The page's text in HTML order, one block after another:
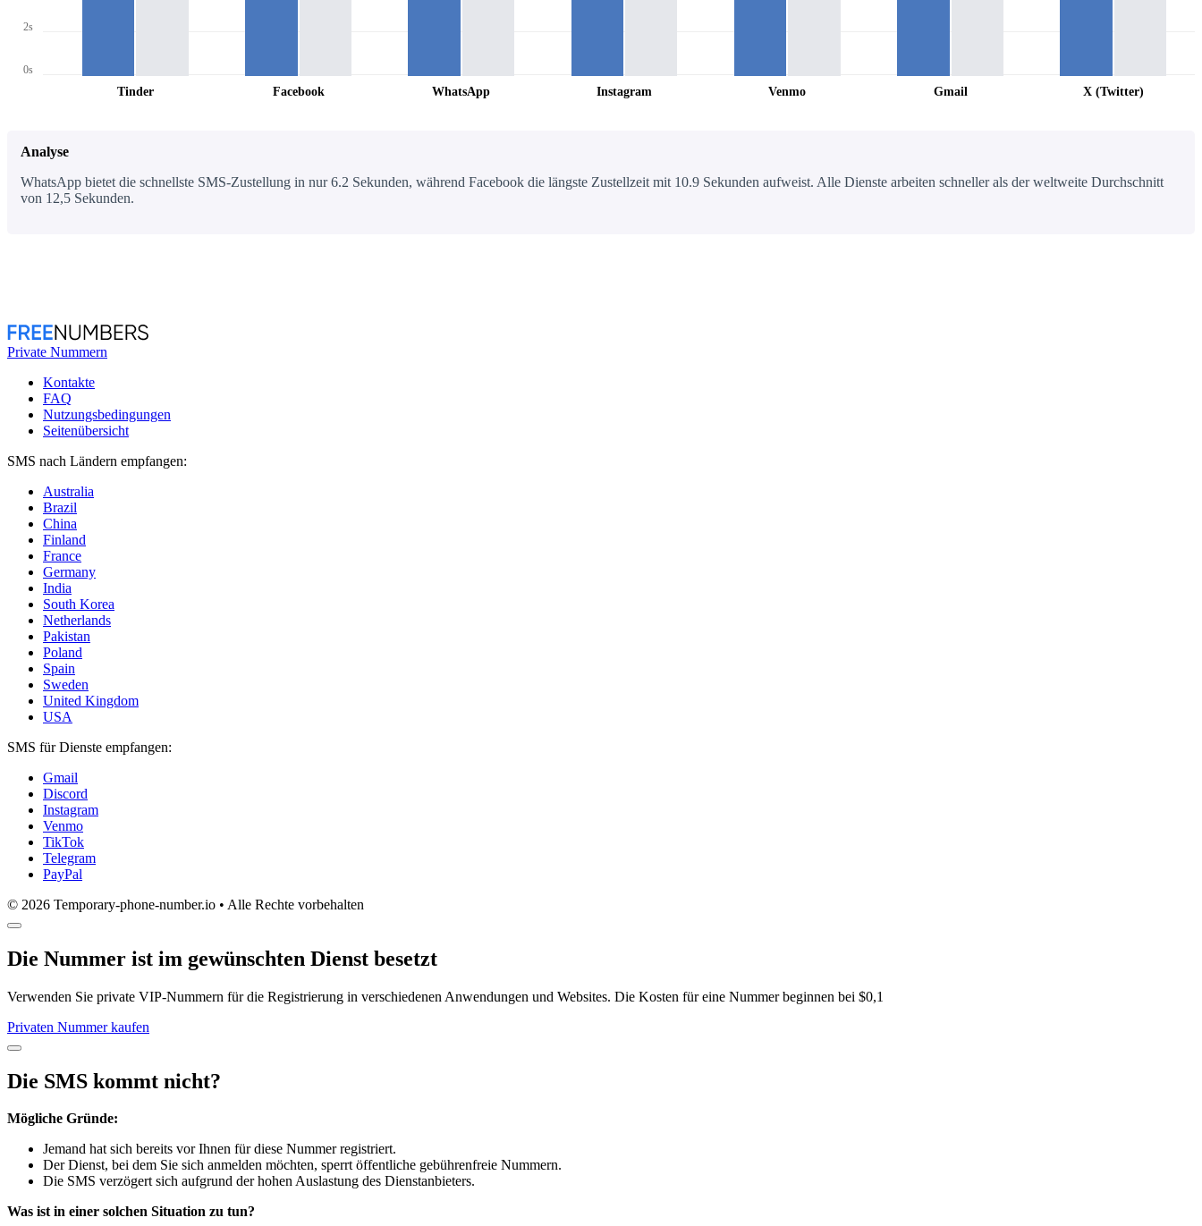
2s
0s
Tinder Facebook WhatsApp Instagram Venmo Gmail X (Twitter)
Analyse
WhatsApp bietet die schnellste SMS-Zustellung in nur 6.2 Sekunden, während Facebook die längste Zustellzeit mit 10.9 Sekunden aufweist. Alle Dienste arbeiten schneller als der weltweite Durchschnitt
von 12,5 Sekunden.
Private Nummern
Kontakte
FAQ
Nutzungsbedingungen
Seitenübersicht
SMS nach Ländern empfangen:
Australia
Brazil
China
Finland
France
Germany
India
South Korea
Netherlands
Pakistan
Poland
Spain
Sweden
United Kingdom
USA
SMS für Dienste empfangen:
Gmail
Discord
Instagram
Venmo
TikTok
Telegram
PayPal
© 2026 Temporary-phone-number.io • Alle Rechte vorbehalten
Die Nummer ist im gewünschten Dienst besetzt
Verwenden Sie private VIP-Nummern für die Registrierung in verschiedenen Anwendungen und Websites. Die Kosten für eine Nummer beginnen bei $0,1
Privaten Nummer kaufen
Die SMS kommt nicht?
Mögliche Gründe:
Jemand hat sich bereits vor Ihnen für diese Nummer registriert.
Der Dienst, bei dem Sie sich anmelden möchten, sperrt öffentliche gebührenfreie Nummern.
Die SMS verzögert sich aufgrund der hohen Auslastung des Dienstanbieters.
Was ist in einer solchen Situation zu tun?